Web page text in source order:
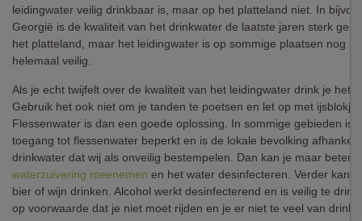
leidingwater veilig drinkbaar is, maar op het platteland niet. In
Georgië is de kwaliteit van het drinkwater de laatste jaren sterk
het platteland, maar het leidingwater is op sommige plaatsen nog
helemaal veilig.
Als je echt twijfelt over de kwaliteit van het leidingwater drink je het
Gebruik het ook niet om je tanden te poetsen en let op met
Flessenwater is dan een goede oplossing. In sommige gebieden is
toegang tot flessenwater beperkt en is de lokale bevolking
drinkwater dat wij als onveilig bestempelen. Dan kan je maar beter
waterzuivering meenemen en het water desinfecteren. Verder kan
bier of wijn drinken. Alcohol werkt desinfecterend en is veilig te
op voorwaarde dat je niet moet rijden en je er niet te veel van drinkt.